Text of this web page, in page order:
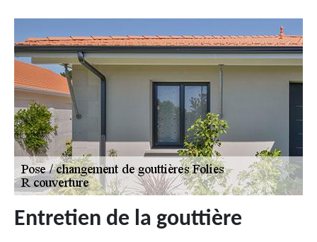
Entretien de la gouttière